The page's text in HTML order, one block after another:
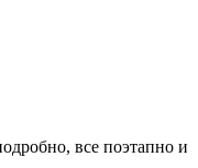
все поэтапно и